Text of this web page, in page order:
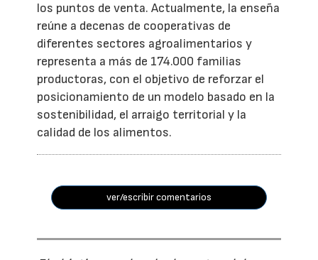
los puntos de venta. Actualmente, la enseña
reúne a decenas de cooperativas de
diferentes sectores agroalimentarios y
representa a más de 174.000 familias
productoras, con el objetivo de reforzar el
posicionamiento de un modelo basado en la
sostenibilidad, el arraigo territorial y la
calidad de los alimentos.
ver/escribir comentarios